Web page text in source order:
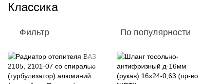
Классика
Фильтр По популярности